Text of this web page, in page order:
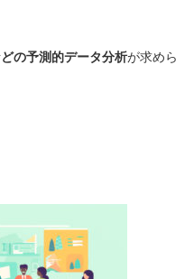
の予測的データ分析が求めら